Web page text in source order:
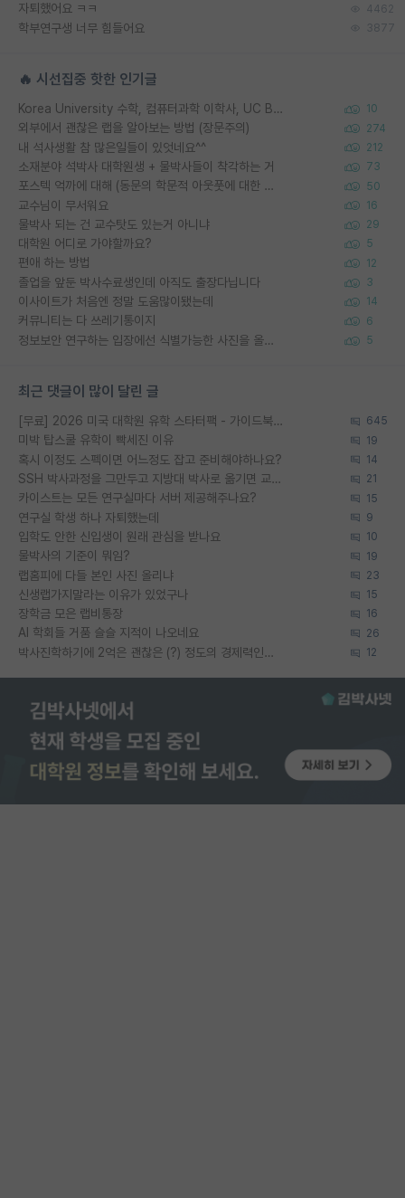
자퇴했어요 ㅋㅋ 4462
학부연구생 너무 힘들어요 3877
🔥 시선집중 핫한 인기글
Korea University 수학, 컴퓨터과학 이학사, UC Berkeley 산업공학 대학원 공학박사가 되는 것은 쉽지 않겠죠? 10
외부에서 괜찮은 랩을 알아보는 방법 (장문주의) 274
내 석사생활 참 많은일들이 있엇네요^^ 212
소재분야 석박사 대학원생 + 물박사들이 착각하는 거 73
포스텍 억까에 대해 (동문의 학문적 아웃풋에 대한 반박) 50
교수님이 무서워요 16
물박사 되는 건 교수탓도 있는거 아니냐 29
대학원 어디로 가야할까요? 5
편애 하는 방법 12
졸업을 앞둔 박사수료생인데 아직도 출장다닙니다 3
이사이트가 처음엔 정말 도움많이됐는데 14
커뮤니티는 다 쓰레기통이지 6
정보보안 연구하는 입장에선 식별가능한 사진을 올리는건 비추이긴함 5
최근 댓글이 많이 달린 글
[무료] 2026 미국 대학원 유학 스타터팩 - 가이드북 & 합격자 컨택메일 템플릿 645
미박 탑스쿨 유학이 빡세진 이유 19
혹시 이정도 스펙이면 어느정도 잡고 준비해야하나요? 14
SSH 박사과정을 그만두고 지방대 박사로 옮기면 교수의 꿈은 끝일까요? 21
카이스트는 모든 연구실마다 서버 제공해주나요? 15
연구실 학생 하나 자퇴했는데 9
입학도 안한 신입생이 원래 관심을 받나요 10
물박사의 기준이 뭐임? 19
랩홈피에 다들 본인 사진 올리냐 23
신생랩가지말라는 이유가 있었구나 15
장학금 모은 랩비통장 16
AI 학회들 거품 슬슬 지적이 나오네요 26
박사진학하기에 2억은 괜찮은 (?) 정도의 경제력인가요 12